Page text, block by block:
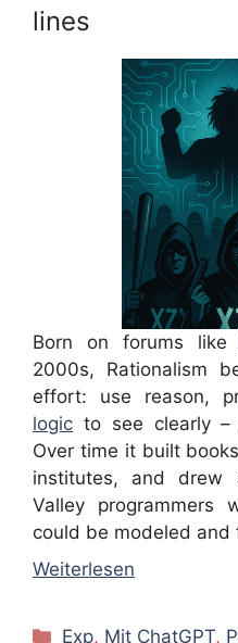
lines
Born on forums like
2000s, Rationalism
effort: use reason,
logic to see clearly –
Over time it built
institutes, and drew
Valley programmers
could be modeled and
Weiterlesen
Kategorien
Exp, Mit ChatGPT,